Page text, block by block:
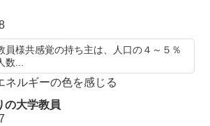
員様共感覚の持ち主は、人口の４～５％
...
ネルギーの色を感じる
の大学教員